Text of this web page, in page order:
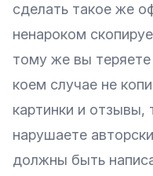
сделать такое же
ненароком
тому же вы
коем случае не
картинки и
нарушаете
должны быть